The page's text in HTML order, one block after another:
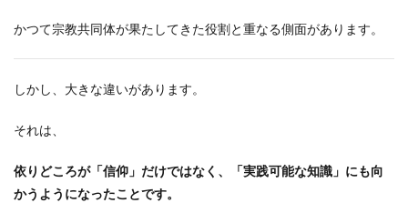
かつて宗教共同体が果たしてきた役割と重なる側面があります。
しかし、大きな違いがあります。
それは、
依りどころが「信仰」だけではなく、「実践可能な知識」にも向
かうようになったことです。